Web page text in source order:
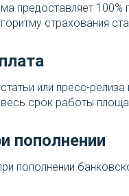
предоставляет
страхования
или пресс-
весь срок работы
пополнении
пополнении